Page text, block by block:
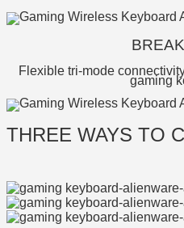
Flexible tri-mode
gaming
THREE WAYS TO